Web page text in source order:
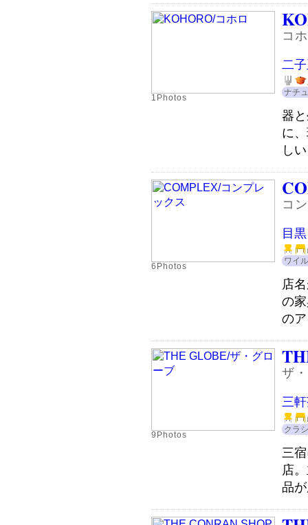
1Photos
コ
二
ナチ
器
に
し
6Photos
コ
目黒
ワイ
店
の
の
9Photos
ザ
三
クラ
三
店
品